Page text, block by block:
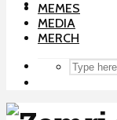
MEMES
MEDIA
MERCH